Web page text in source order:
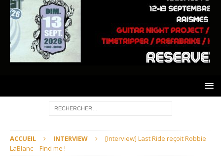
ACCUEIL INTERVIEW
[Interview] Last Ride reçoit Robbie
LaBlanc – Find me !